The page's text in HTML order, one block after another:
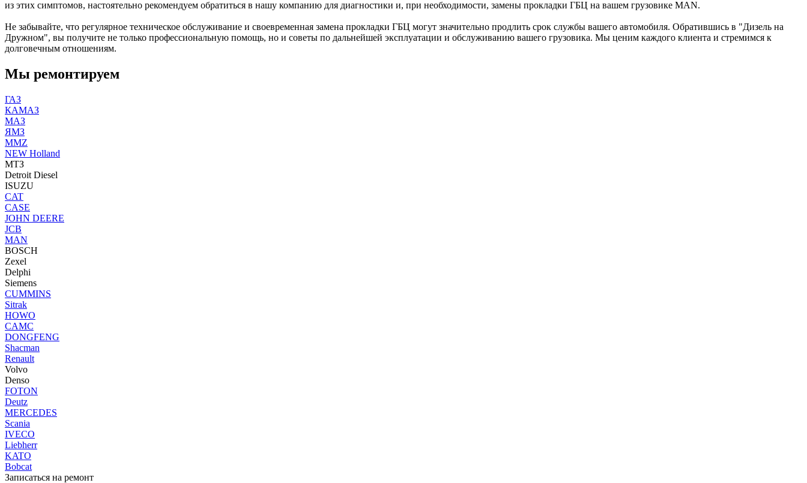
из этих симптомов, настоятельно рекомендуем обратиться в нашу компанию для диагностики и, при необходимости, замены прокладки ГБЦ на вашем грузовике MAN.
Не забывайте, что регулярное техническое обслуживание и своевременная замена прокладки ГБЦ могут значительно продлить срок службы вашего автомобиля. Обратившись в "Дизель на
Дружном", вы получите не только профессиональную помощь, но и советы по дальнейшей эксплуатации и обслуживанию вашего грузовика. Мы ценим каждого клиента и стремимся к
долговечным отношениям.
Мы ремонтируем
ГАЗ
КАМАЗ
МАЗ
ЯМЗ
MMZ
NEW Holland
МТЗ
Detroit Diesel
ISUZU
CAT
CASE
JOHN DEERE
JCB
MAN
BOSCH
Zexel
Delphi
Siemens
CUMMINS
Sitrak
HOWO
CAMC
DONGFENG
Shacman
Renault
Volvo
Denso
FOTON
Deutz
MERCEDES
Scania
IVECO
Liebherr
KATO
Bobcat
Записаться на ремонт